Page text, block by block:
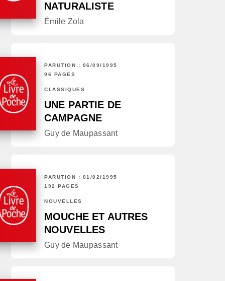
NATURALISTE
Émile Zola
PARUTION : 06/09/1995
96 PAGES
CLASSIQUES
UNE PARTIE DE
CAMPAGNE
Guy de Maupassant
PARUTION : 01/02/1995
192 PAGES
NOUVELLES
MOUCHE ET AUTRES
NOUVELLES
Guy de Maupassant